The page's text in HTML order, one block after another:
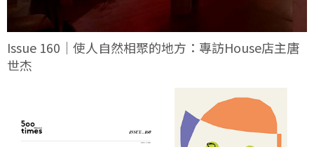
Issue 160｜使人自然相聚的地方：專訪House店主唐
世杰